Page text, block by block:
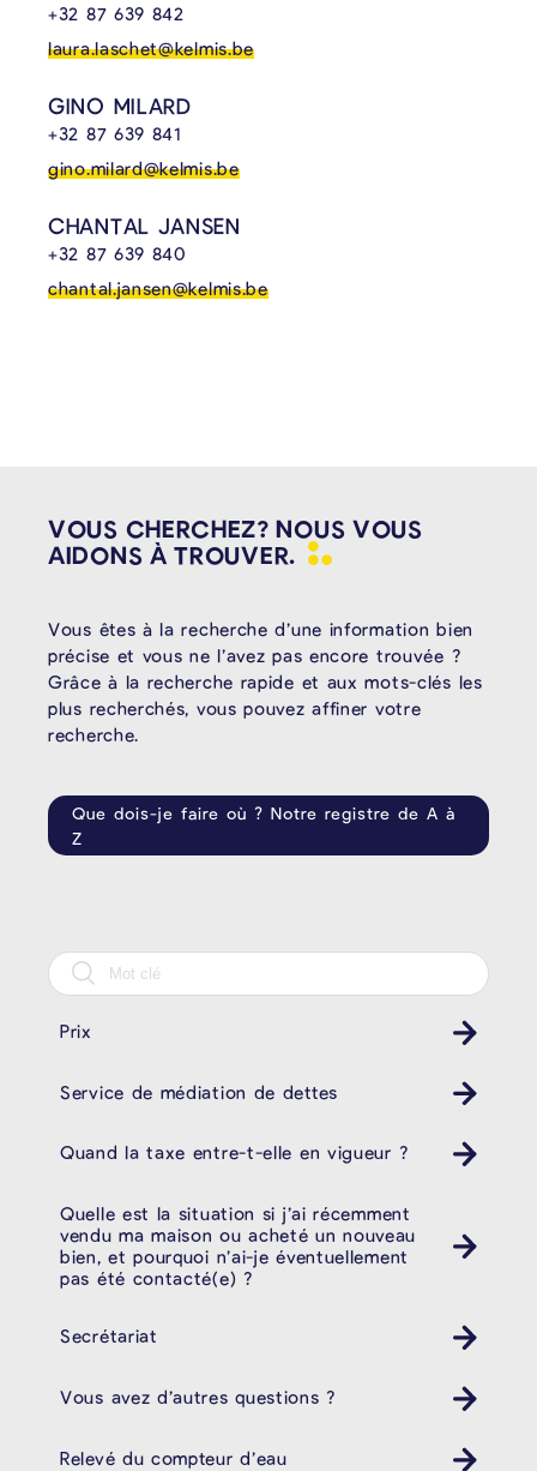
+32 87 639 842
laura.laschet@kelmis.be
GINO MILARD
+32 87 639 841
gino.milard@kelmis.be
CHANTAL JANSEN
+32 87 639 840
chantal.jansen@kelmis.be
VOUS CHERCHEZ? NOUS VOUS
AIDONS ÀTROUVER.
Vous êtes à la recherche d’une information bien
précise et vous ne l’avez pas encore trouvée ?
Grâce à la recherche rapide et aux mots-clés les
plus recherchés, vous pouvez affiner votre
recherche.
Que dois-je faire où ? Notre registre de A à
Z
Prix
Service de médiation de dettes
Quand la taxe entre-t-elle en vigueur ?
Quelle est la situation si j’ai récemment
vendu ma maison ou acheté un nouveau
bien, et pourquoi n’ai-je éventuellement
pas été contacté(e) ?
Secrétariat
Vous avez d’autres questions ?
Relevé du compteur d’eau